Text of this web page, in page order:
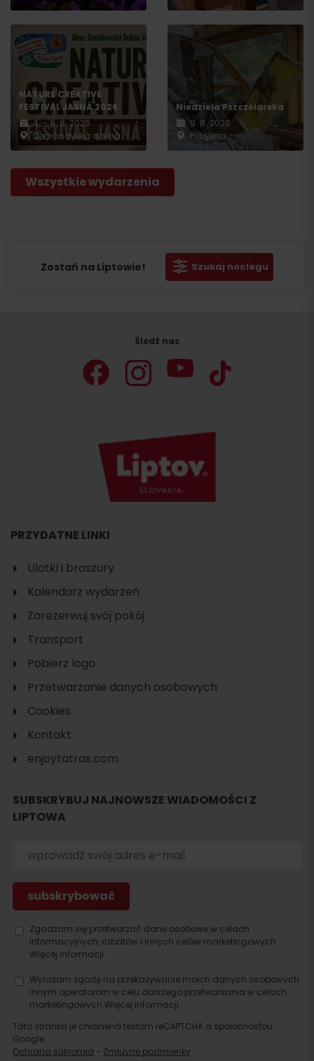
NATURE CREATIVE
FESTIVAL JASNÁ 2026
4. - 8. 8. 2026
Demänovská dolina
Niedziela Pszczelarska
9. 8. 2026
Pribylina
Wszystkie wydarzenia
Zostań na Liptowie! Szukaj noclegu
noclegu
Śledź nas
PRZYDATNE LINKI
Ulotki i broszury
Kalendarz wydarzeń
Zarezerwuj svój pokój
Transport
Pobierz logo
Przetwarzanie danych osobowych
Cookies
Kontakt
enjoytatras.com
SUBSKRYBUJ NAJNOWSZE WIADOMOŚCI Z
LIPTOWA
Zgadzam się przetwarzać dane osobowe w celach
informacyjnych, rabatów i innych celów marketingowych.
Więcej informacji.
Wyrażam zgodę na przekazywanie moich danych osobowych
innym operatorom w celu dalszego przetwarzania w celach
marketingowych.Więcej informacji.
Táto stránka je chránená testom reCAPTCHA a spoločnosťou
Google.
Ochrana súkromia - Zmluvné podmienky